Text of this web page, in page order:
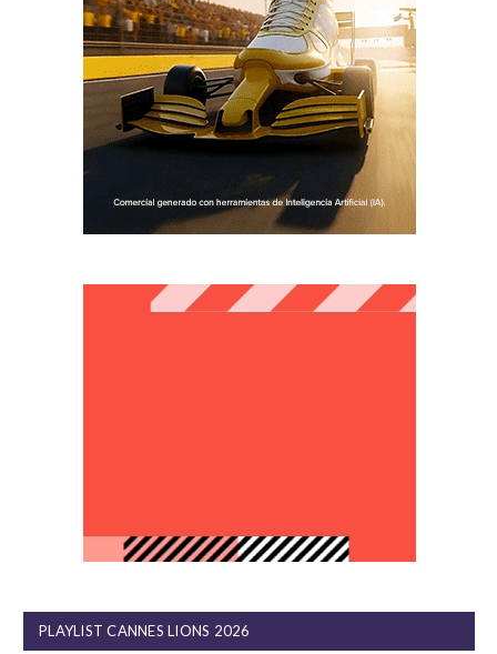
PLAYLIST CANNES LIONS 2026